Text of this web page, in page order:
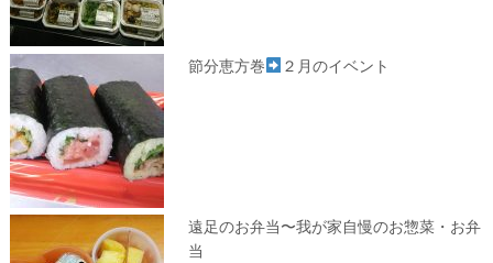
節分恵方巻 ２月のイベント
遠足のお弁当〜我が家自慢のお惣菜・お弁
当